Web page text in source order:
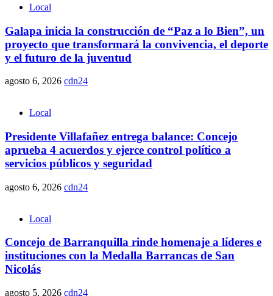
Local
Galapa inicia la construcción de “Paz a lo Bien”, un
proyecto que transformará la convivencia, el deporte
y el futuro de la juventud
agosto 6, 2026 cdn24
Local
Presidente Villafañez entrega balance: Concejo
aprueba 4 acuerdos y ejerce control político a
servicios públicos y seguridad
agosto 6, 2026 cdn24
Local
Concejo de Barranquilla rinde homenaje a líderes e
instituciones con la Medalla Barrancas de San
Nicolás
agosto 5, 2026 cdn24